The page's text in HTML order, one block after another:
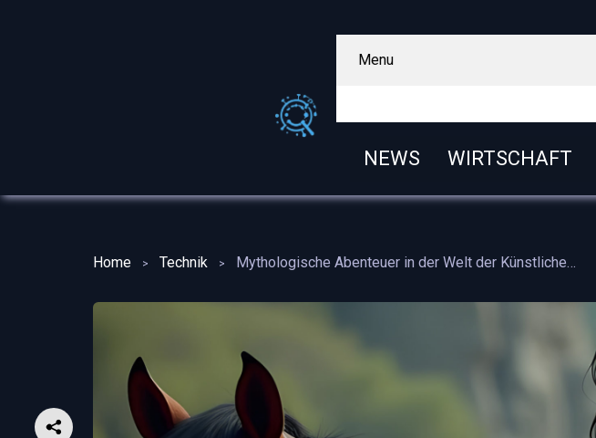
Menu
NEWS WIRTSCHAFT
Home Technik Mythologische Abenteuer in der Welt der Künstlichen Intelligenz – Ein KI-Video voller Magie